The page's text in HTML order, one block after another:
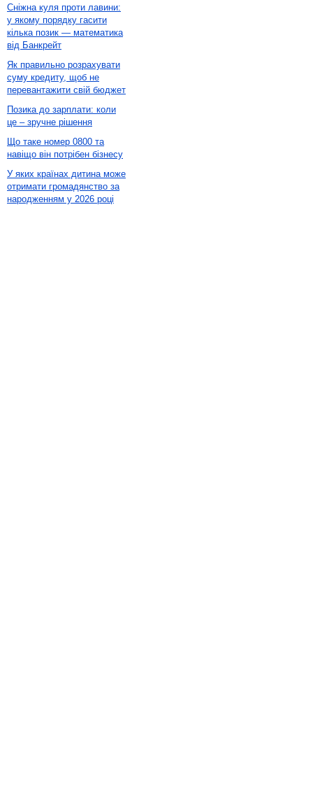
Сніжна куля проти лавини:
у якому порядку гасити
кілька позик — математика
від Банкрейт
Як правильно розрахувати
суму кредиту, щоб не
перевантажити свій бюджет
Позика до зарплати: коли
це – зручне рішення
Що таке номер 0800 та
навіщо він потрібен бізнесу
У яких країнах дитина може
отримати громадянство за
народженням у 2026 році